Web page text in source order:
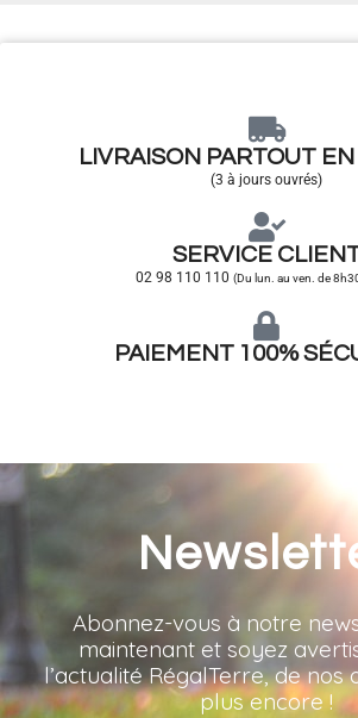
LIVRAISON PARTOUT
(3 à jours ouvrés)
SERVICE
02 98 110 110 (Du lun. au ven. de
PAIEMENT 100%
Abonnez-vous à notre
maintenant et soyez
l’actualité RégalTerre, de
plus encore !